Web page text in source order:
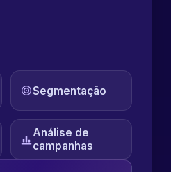
Segmentação
Análise de
campanhas